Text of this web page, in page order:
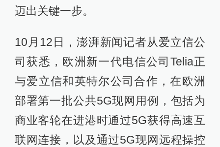
迈出关键一步。
10月12日，澎湃新闻记者从爱立信公
司获悉，欧洲新一代电信公司Telia正
与爱立信和英特尔公司合作，在欧洲
部署第一批公共5G现网用例，包括为
商业客轮在进港时通过5G获得高速互
联网连接，以及通过5G现网远程操控